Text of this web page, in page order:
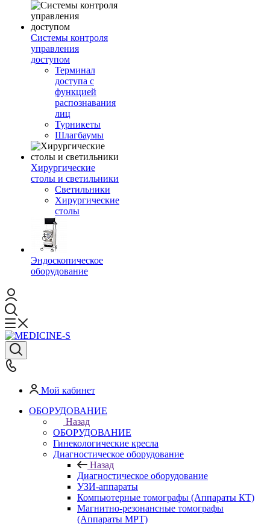
Системы контроля
управления
доступом
Терминал
доступа с
функцией
распознавания
лиц
Турникеты
Шлагбаумы
Хирургические
столы и светильники
Светильники
Хирургические
столы
Эндоскопическое
оборудование
Мой кабинет
ОБОРУДОВАНИЕ
Назад
ОБОРУДОВАНИЕ
Гинекологические кресла
Диагностическое оборудование
Назад
Диагностическое оборудование
УЗИ-аппараты
Компьютерные томографы (Аппараты КТ)
Магнитно-резонансные томографы
(Аппараты МРТ)